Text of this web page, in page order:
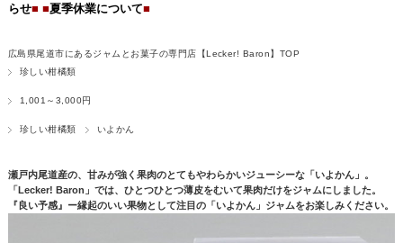
らせ■ ■夏季休業について■
広島県尾道市にあるジャムとお菓子の専門店【Lecker! Baron】TOP
珍しい柑橘類
1,001～3,000円
珍しい柑橘類 いよかん
瀬戸内尾道産の、甘みが強く果肉のとてもやわらかいジューシーな「いよかん」。
「Lecker! Baron」では、ひとつひとつ薄皮をむいて果肉だけをジャムにしました。
『良い予感』ー縁起のいい果物として注目の「いよかん」ジャムをお楽しみください。